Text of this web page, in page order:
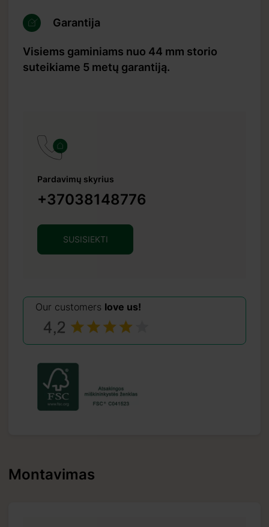
Garantija
Visiems gaminiams nuo 44 mm storio
suteikiame 5 metų garantiją.
Pardavimų skyrius
+37038148776
SUSISIEKTI
Our customers love us!
Montavimas